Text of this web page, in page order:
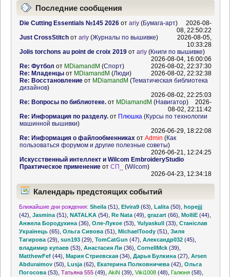
Информационный центр
Последние сообщения
Die Cutting Essentials №145 2026от ariy(Бумага-арт)
2026-08-
08, 22:50:22
Just CrossStitchот ariy(Журналы по вышивке)
2026-08-05,
10:33:28
Jolis torchons au point de croix 2019от ariy(Книги по вышивке)
2026-08-04, 16:00:06
Re: Футбол от MDiamandM (Спорт)
2026-08-02, 22:37:30
Re: Младенцыот MDiamandM (Люди)
2026-08-02, 22:32:38
Re: Восстановлениеот MDiamandM (Тематическая библиотека
дизайнов)
2026-08-02, 22:25:03
Re: Вопросы по библиотеке.от MDiamandM (Навигатор)
2026-
08-02, 22:11:42
Re: Информация по разделу.от Плюшка (Курсы по технологии
машинной вышивки)
2026-06-29, 18:22:08
Re: Информация о файлообменникахот Admin (Как
пользоваться форумом и другие полезные советы)
2026-06-21, 12:24:25
Искусственный интеллект и Wilcom EmbroideryStudio
Практическое применениеот СП_ (Wilcom)
2026-04-23, 12:34:18
Календарь предстоящих событий
Ближайшие дни рождения: Sheila (51) ,Elvira9 (63) ,Lalita (50) ,hopejjj
(42) ,Jasmina (51) ,NATALKA (54) ,Re Nata (49) ,grazart (66) ,MolliE (44)
Анжела Бородухина (36) ,Оле-Лукое (53) ,Yulyaskull (33) ,Станіслав
Українець (65) ,Ольга Сивова (51) ,MichaelToody (51) ,Зиля
Тагирова (29) ,sun193 (29) ,TomCatGun (47) ,Александр032 (45)
владимир купаев (53) ,Анастасия Ли (36) ,CornellMck (39)
MatthewFef (44) ,Мария Стриевская (34) ,Дарья Булкина (27) ,Arsen
Abduraimov (50) ,Lusja (62) ,Екатерина Полковничева (42) ,Ольга
Погосова (53) ,Татьяна 555 (49) ,AkiN (39) ,Viki1008 (48) Галюня (58)